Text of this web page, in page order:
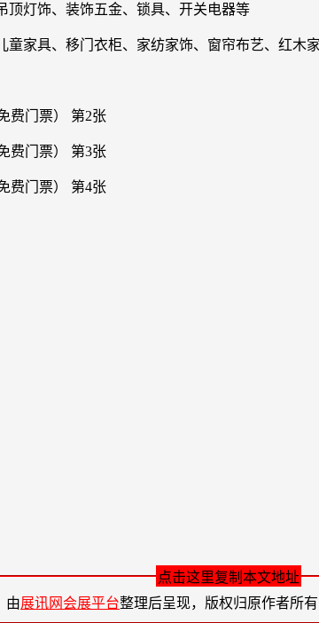
顶灯饰、装饰五金、锁具、开关电器等
家具、移门衣柜、家纺家饰、窗帘布艺、红木
点击这里复制本文地址
由展讯网会展平台整理后呈现，版权归原作者所